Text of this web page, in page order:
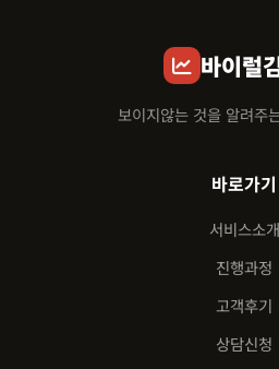
바이럴
보이지않는 것을 알려주
바로가기
서비스소개
진행과정
고객후기
상담신청